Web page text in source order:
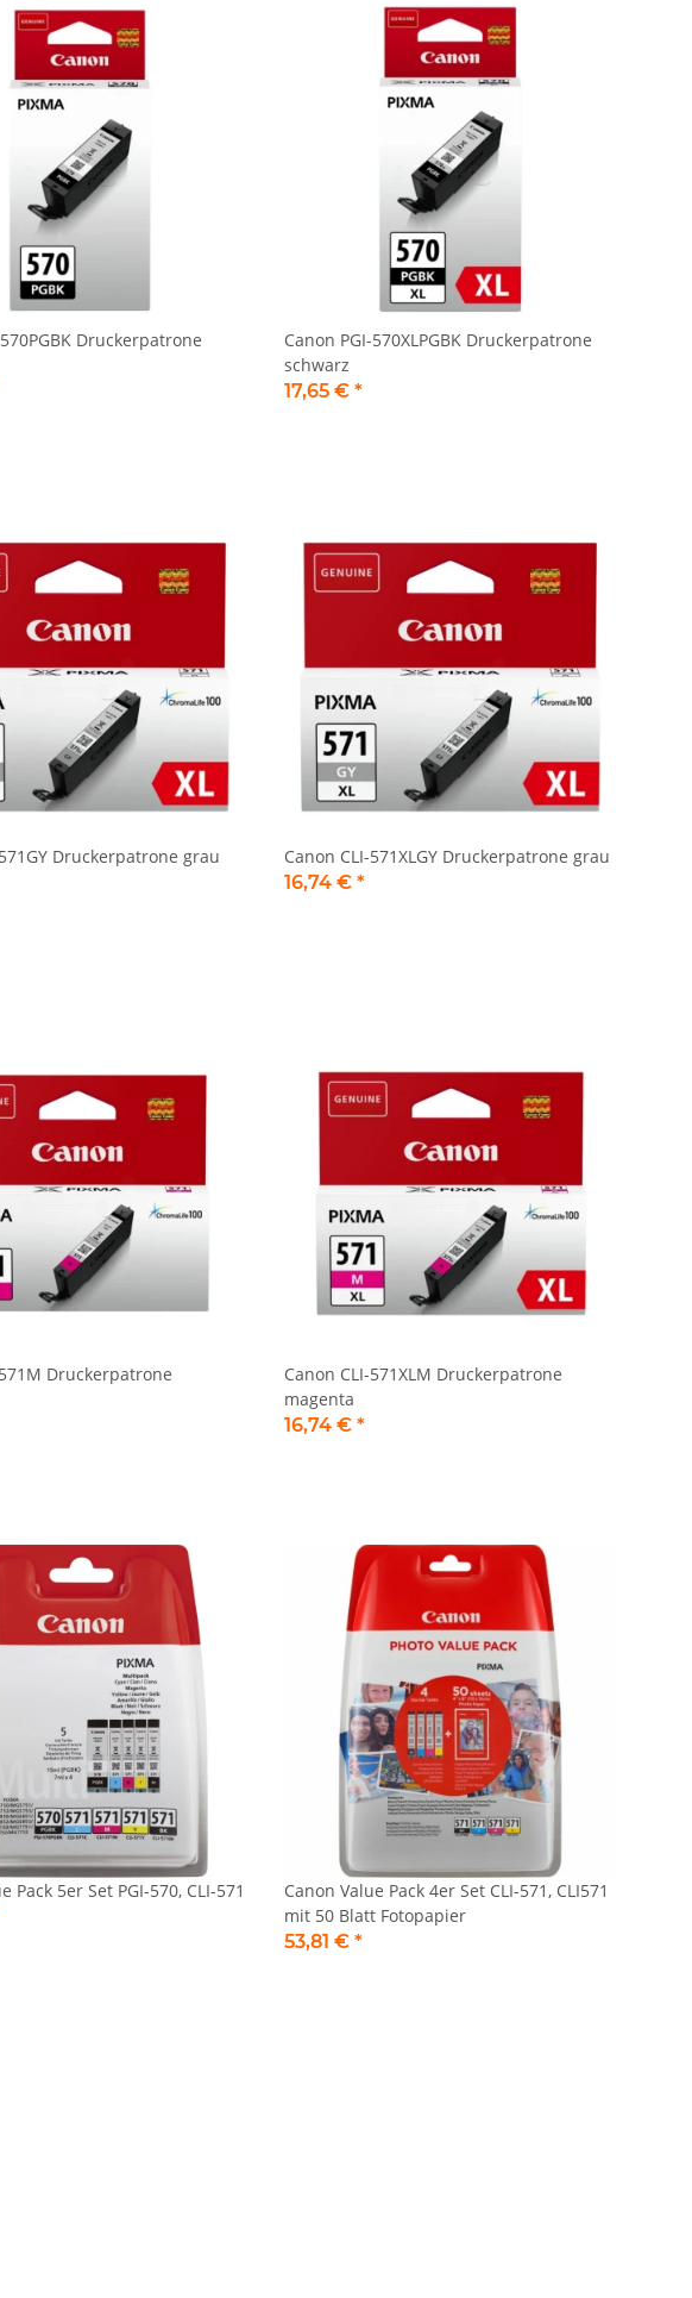
Druckerpatrone
Canon PGI-570XLPGBK Druckerpatrone
schwarz
17,65 € *
Druckerpatrone grau
Canon CLI-571XLGY Druckerpatrone grau
16,74 € *
Druckerpatrone
Canon CLI-571XLM Druckerpatrone
magenta
16,74 € *
Pack 5er Set PGI-570, CLI-571
Canon Value Pack 4er Set CLI-571, CLI571
mit 50 Blatt Fotopapier
53,81 € *